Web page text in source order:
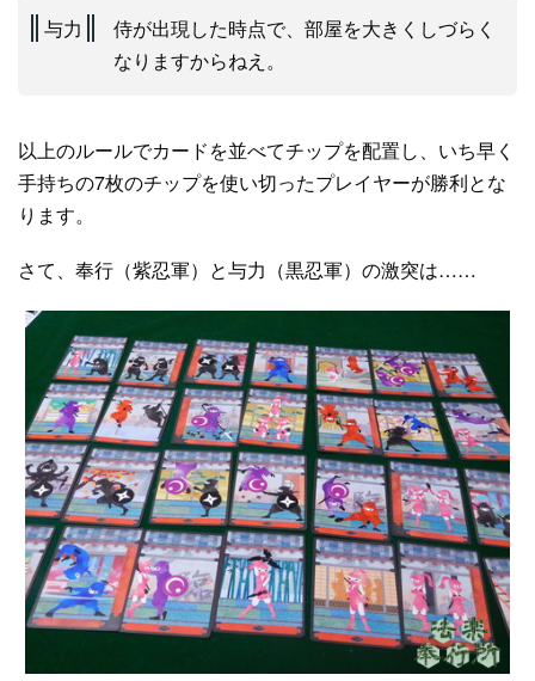
与力
侍が出現した時点で、部屋を大きくしづらく
なりますからねえ。
以上のルールでカードを並べてチップを配置し、いち早く
手持ちの7枚のチップを使い切ったプレイヤーが勝利とな
ります。
さて、奉行（紫忍軍）と与力（黒忍軍）の激突は……